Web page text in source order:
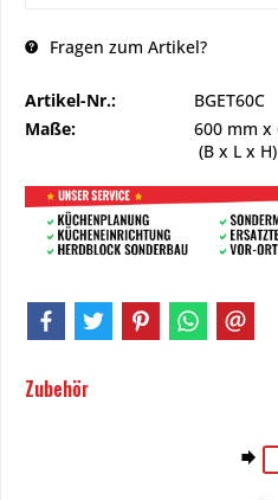
Fragen zum Artikel?
Artikel-Nr.:
BGET60C
Maße:
600 mm x
(B x L x H)
Zubehör